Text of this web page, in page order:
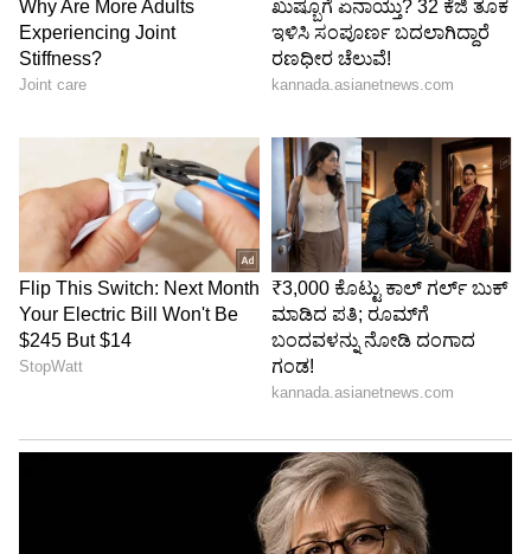
ಭಿನ್ನಾಭಿಪ್ರಾಯಗಳು ಹೆಚ್ಚಾಗಬಹುದು. ಮುಂದಿನ ದಿನಗಳಲ್ಲಿ
ನೀವೂ ನಷ್ಟ ಅನುಭವಿಸಬಹುದು. ವ್ಯಾಪಾರಸ್ಥರು ತಮ್ಮ
ಕೆಲಸವನ್ನು ಬಹಳ ಎಚ್ಚರಿಕೆಯಿಂದ ಮಾಡಬೇಕಾಗುತ್ತದೆ.
ನಷ್ಟಗಳನ್ನು ಅನುಭವಿಸಬೇಕಾಗಬಹುದು.